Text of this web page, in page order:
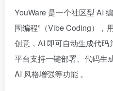
YouWare 是一个社区型 AI
围编程”（Vibe Coding），
创意，AI 即可自动生成代码
平台支持一键部署、代码生
AI 风格增强等功能 。